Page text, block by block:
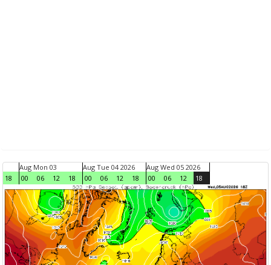
18
Aug Mon 03
00
06 12 18
Aug Tue 04 2026
00
06 12 18
Aug Wed 05 2026
00
06 12 18